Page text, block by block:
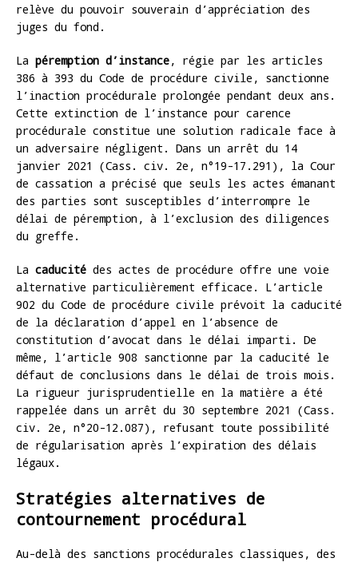
relève du pouvoir souverain d’appréciation des
juges du fond.
La péremption d’instance, régie par les articles
386 à 393 du Code de procédure civile, sanctionne
l’inaction procédurale prolongée pendant deux ans.
Cette extinction de l’instance pour carence
procédurale constitue une solution radicale face à
un adversaire négligent. Dans un arrêt du 14
janvier 2021 (Cass. civ. 2e, n°19-17.291), la Cour
de cassation a précisé que seuls les actes émanant
des parties sont susceptibles d’interrompre le
délai de péremption, à l’exclusion des diligences
du greffe.
La caducité des actes de procédure offre une voie
alternative particulièrement efficace. L’article
902 du Code de procédure civile prévoit la caducité
de la déclaration d’appel en l’absence de
constitution d’avocat dans le délai imparti. De
même, l’article 908 sanctionne par la caducité le
défaut de conclusions dans le délai de trois mois.
La rigueur jurisprudentielle en la matière a été
rappelée dans un arrêt du 30 septembre 2021 (Cass.
civ. 2e, n°20-12.087), refusant toute possibilité
de régularisation après l’expiration des délais
légaux.
Stratégies alternatives de
contournement procédural
Au-delà des sanctions procédurales classiques, des